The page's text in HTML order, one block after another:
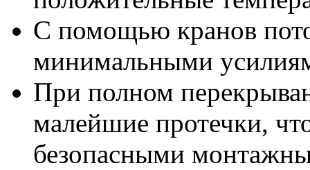
С помощью кранов
минимальными
При полном
малейшие протечки,
безопасными